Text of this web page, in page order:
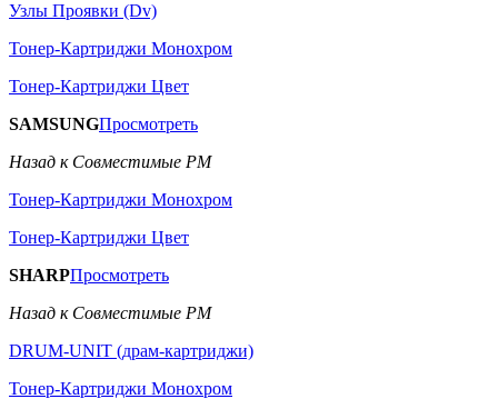
Узлы Проявки (Dv)
Тонер-Картриджи Монохром
Тонер-Картриджи Цвет
SAMSUNGПросмотреть
Назад к Совместимые РМ
Тонер-Картриджи Монохром
Тонер-Картриджи Цвет
SHARPПросмотреть
Назад к Совместимые РМ
DRUM-UNIT (драм-картриджи)
Тонер-Картриджи Монохром